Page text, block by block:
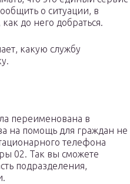
о ситуации, в
до него добраться.
какую службу
переименована в
на помощь для граждан не
телефона
02. Так вы сможете
подразделения,